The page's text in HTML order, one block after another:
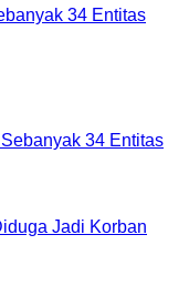
34 Entitas
Jadi Korban